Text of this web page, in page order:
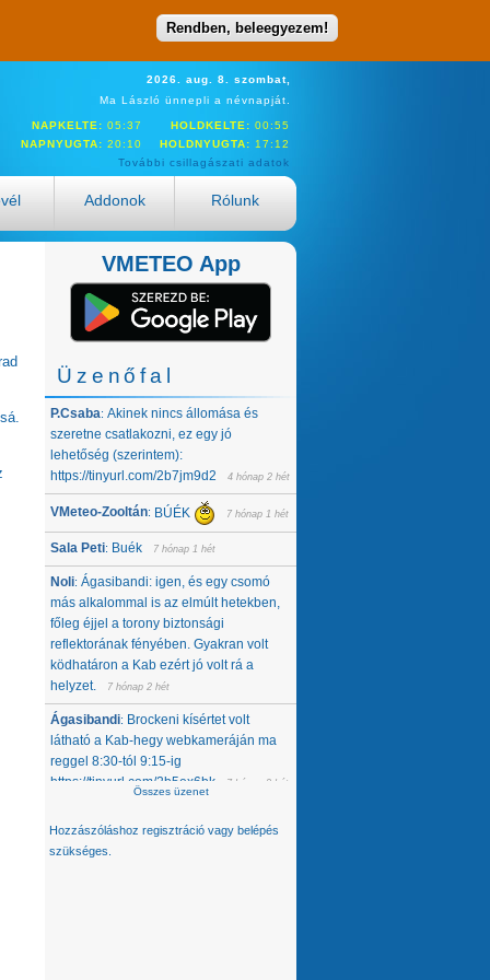
Rendben, beleegyezem!
2026. aug. 8. szombat,
Ma László ünnepli a névnapját.
NAPKELTE: 05:37 HOLDKELTE: 00:55
NAPNYUGTA: 20:10 HOLDNYUGTA: 17:12
További csillagászati adatok
Addonok Rólunk
VMETEO App
Üzenőfal
P.Csaba: Akinek nincs állomása és
szeretne csatlakozni, ez egy jó
lehetőség (szerintem):
https://tinyurl.com/2b7jm9d2
4 hónap 2 hét
VMeteo-Zooltán: BÚÉK 7 hónap 1 hét
Sala Peti: Buék 7 hónap 1 hét
Noli: Ágasibandi: igen, és egy csomó
más alkalommal is az elmúlt hetekben,
főleg éjjel a torony biztonsági
reflektorának fényében. Gyakran volt
ködhatáron a Kab ezért jó volt rá a
helyzet.
7 hónap 2 hét
Ágasibandi: Brockeni kísértet volt
látható a Kab-hegy webkameráján ma
reggel 8:30-tól 9:15-ig
https://tinyurl.com/2b5ex6bk
7 hónap 2 hét
hanem egész közép-kelet európai
térségből. Az Alpokban alig van hó -
Összes üzenet
Hozzászóláshoz regisztráció vagy belépés
szükséges.